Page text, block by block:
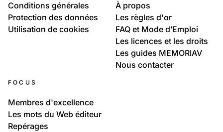
Conditions générales
Protection des données
Utilisation de cookies
À propos
Les règles d'or
FAQ et Mode d’Emploi
Les licences et les droits
Les guides MEMORIAV
Nous contacter
FOCUS
Membres d'excellence
Les mots du Web éditeur
Repérages